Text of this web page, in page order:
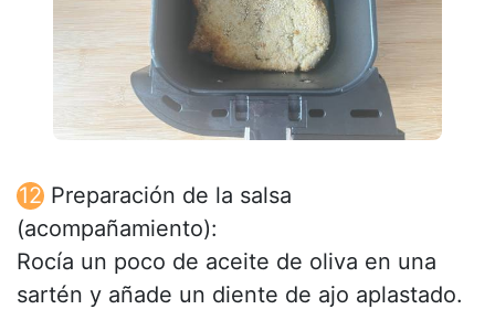
Preparación de la salsa
(acompañamiento):
Rocía un poco de aceite de oliva en una
sartén y añade un diente de ajo aplastado.